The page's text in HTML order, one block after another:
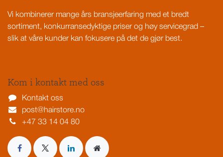
Vi kombinerer mange års bransjeerfaring med et bredt
sortiment, konkurransedyktige priser og høy servicegrad –
slik at våre kunder kan fokusere på det de gjør best.
Kom i kontakt med oss
Kontakt oss
post@hairstore.no
+47 33 14 04 80